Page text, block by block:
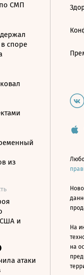
СМП
споре
из
и
атаки
На
на